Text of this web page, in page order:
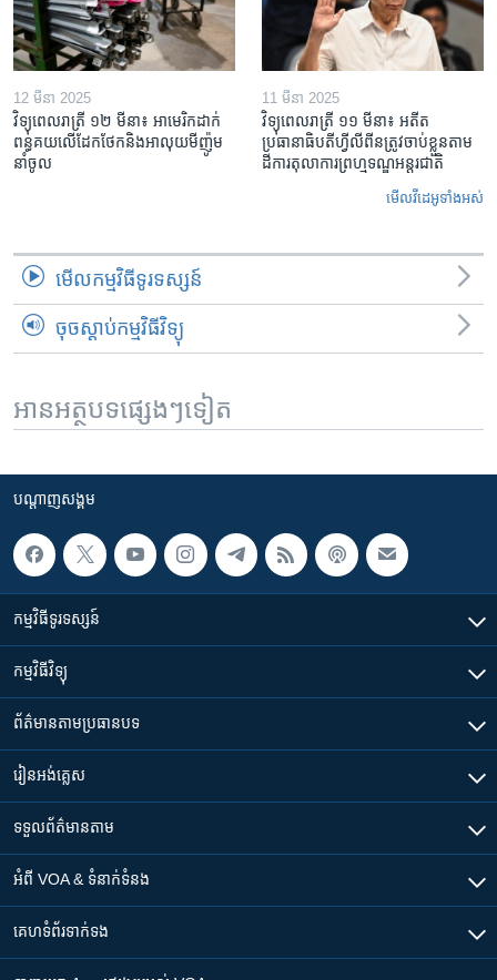
12 មីនា 2025
វិទ្យុពេលរាត្រី ១២ មីនា៖ អាមេរិក​ដាក់​
ពន្ធគយ​លើ​ដែកថែក​និង​អាលុយ​មីញ៉ូម​
នាំចូល
11 មីនា 2025
វិទ្យុពេលរាត្រី ១១ មីនា៖ អតីត​
ប្រធានាធិបតីហ្វីលីពីន​ត្រូវ​ចាប់ខ្លួនតាម
ដីការ​តុលាការ​ព្រហ្មទណ្ឌ​អន្តរជាតិ
មើល​វីដេអូ​ទាំង​អស់
មើល​កម្មវិធី​ទូរទស្សន៍
ចុចស្តាប់កម្មវិធីវិទ្យុ
អានអត្ថបទផ្សេងៗទៀត
បណ្តាញ​សង្គម
កម្មវិធី​ទូរទស្សន៍
កម្មវិធី​វិទ្យុ
ព័ត៌មាន​តាមប្រធានបទ​
រៀន​​អង់គ្លេស
ទទួល​ព័ត៌មាន​តាម
អំពី​ VOA & ទំនាក់ទំនង
គេហទំព័រ​​ទាក់ទង